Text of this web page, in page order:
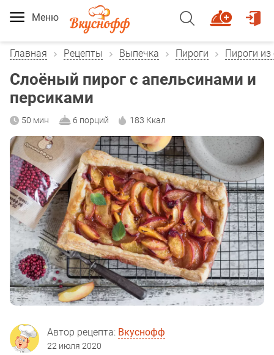
Меню
Главная Рецепты Выпечка Пироги Пироги из
Слоёный пирог с апельсинами и
персиками
50 мин 6 порций 183 Ккал
Автор рецепта: Вкуснофф
22 июля 2020